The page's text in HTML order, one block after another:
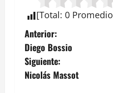
[Total: 0 Promedio
N
a
v
Anterior:
Diego Bossio
Siguiente:
Nicolás Massot